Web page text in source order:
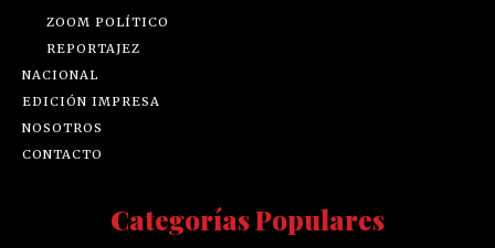
ZOOM POLÍTICO
REPORTAJEZ
NACIONAL
EDICIÓN IMPRESA
NOSOTROS
CONTACTO
Categorías Populares